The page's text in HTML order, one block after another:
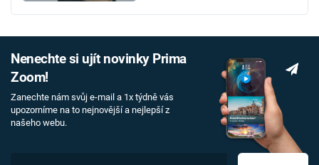
Nenechte si ujít novinky Prima
Zoom!
Zanechte nám svůj e-mail a 1x týdně vás
upozorníme na to nejnovější a nejlepší z
našeho webu.